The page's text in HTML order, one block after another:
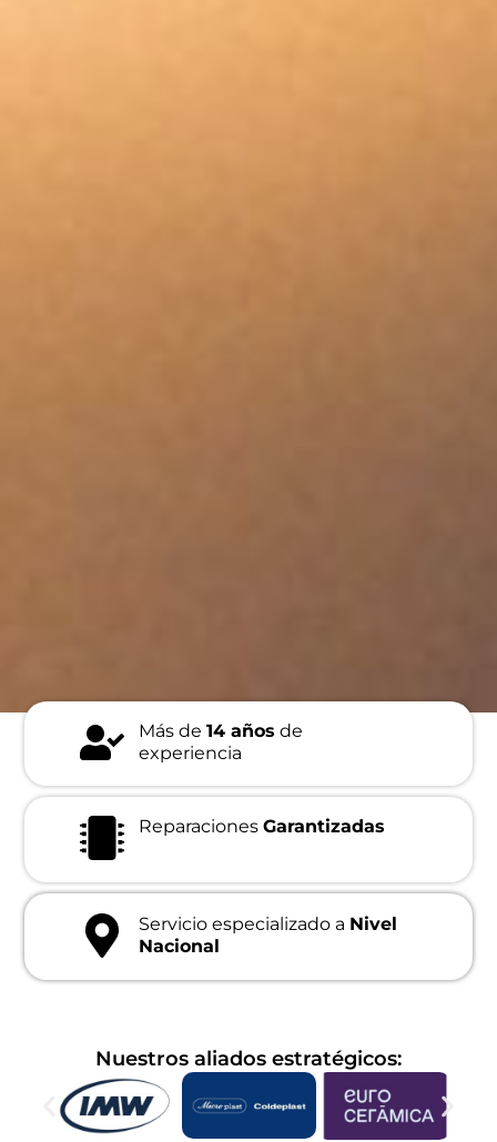
Más de14 años de
experiencia
ReparacionesGarantizadas
Servicio especializado a Nivel
Nacional
Nuestros aliados estratégicos: